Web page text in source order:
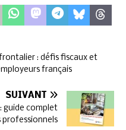
: défis fiscaux et
français
SUIVANT
guide complet
professionnels